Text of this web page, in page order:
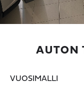
AUTON
VUOSIMALLI